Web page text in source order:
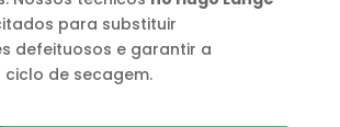
para substituir
defeituosos e garantir a
de secagem.